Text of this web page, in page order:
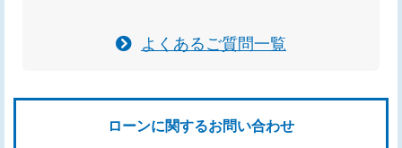
よくあるご質問一覧
ローンに関するお問い合わせ